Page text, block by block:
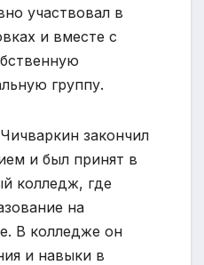
участвовал в
и вместе с
группу.
закончил
и был принят в
колледж, где
на
В колледже он
и навыки в